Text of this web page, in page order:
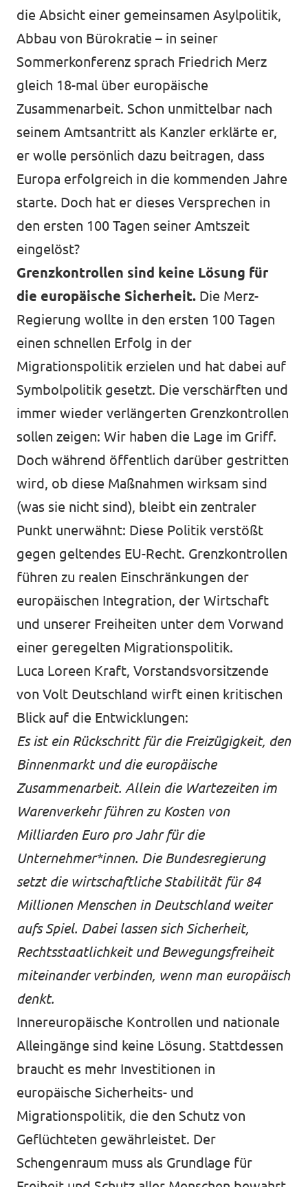
Impressum
die Absicht einer gemeinsamen Asylpolitik,
Abbau von Bürokratie – in seiner
Sommerkonferenz sprach Friedrich Merz
gleich 18-mal über europäische
Zusammenarbeit. Schon unmittelbar nach
seinem Amtsantritt als Kanzler erklärte er,
er wolle persönlich dazu beitragen, dass
Europa erfolgreich in die kommenden Jahre
starte. Doch hat er dieses Versprechen in
den ersten 100 Tagen seiner Amtszeit
eingelöst?
Grenzkontrollen sind keine Lösung für
die europäische Sicherheit. Die Merz-
Regierung wollte in den ersten 100 Tagen
einen schnellen Erfolg in der
Migrationspolitik erzielen und hat dabei auf
Symbolpolitik gesetzt. Die verschärften und
immer wieder verlängerten Grenzkontrollen
sollen zeigen: Wir haben die Lage im Griff.
Doch während öffentlich darüber gestritten
wird, ob diese Maßnahmen wirksam sind
(was sie nicht sind), bleibt ein zentraler
Punkt unerwähnt: Diese Politik verstößt
gegen geltendes EU-Recht. Grenzkontrollen
führen zu realen Einschränkungen der
europäischen Integration, der Wirtschaft
und unserer Freiheiten unter dem Vorwand
einer geregelten Migrationspolitik.
Luca Loreen Kraft, Vorstandsvorsitzende
von Volt Deutschland wirft einen kritischen
Blick auf die Entwicklungen:
Es ist ein Rückschritt für die Freizügigkeit, den
Binnenmarkt und die europäische
Zusammenarbeit. Allein die Wartezeiten im
Warenverkehr führen zu Kosten von
Milliarden Euro pro Jahr für die
Unternehmer*innen. Die Bundesregierung
setzt die wirtschaftliche Stabilität für 84
Millionen Menschen in Deutschland weiter
aufs Spiel. Dabei lassen sich Sicherheit,
Rechtsstaatlichkeit und Bewegungsfreiheit
miteinander verbinden, wenn man europäisch
denkt.
Innereuropäische Kontrollen und nationale
Alleingänge sind keine Lösung. Stattdessen
braucht es mehr Investitionen in
europäische Sicherheits- und
Migrationspolitik, die den Schutz von
Geflüchteten gewährleistet. Der
Schengenraum muss als Grundlage für